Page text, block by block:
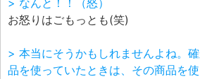
> なんと！！（怒）
お怒りはごもっとも(笑)
> 本当にそうかもしれませんよね。
品を使っていたときは、その商品を